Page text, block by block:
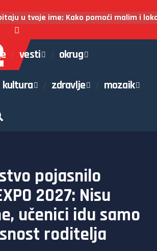
u tvoje ime: Kako pomoći malim i
vesti okrug
kultura zdravlje mozaik
pojasnilo
2027: Nisu
učenici idu samo
roditelja